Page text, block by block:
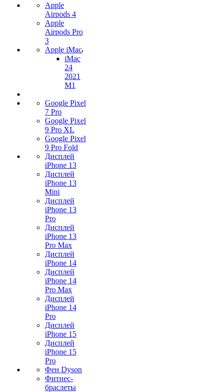
Apple
Airpods 4
Apple
Airpods Pro
3
Apple iMac
iMac
24
2021
M1
Google Pixel
7 Pro
Google Pixel
9 Pro XL
Google Pixel
9 Pro Fold
Дисплей
iPhone 13
Дисплей
iPhone 13
Mini
Дисплей
iPhone 13
Pro
Дисплей
iPhone 13
Pro Max
Дисплей
iPhone 14
Дисплей
iPhone 14
Pro Max
Дисплей
iPhone 14
Pro
Дисплей
iPhone 15
Дисплей
iPhone 15
Pro
Фен Dyson
Фитнес-
браслеты